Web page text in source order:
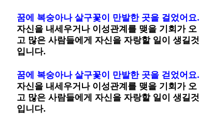
꿈에 복숭아나 살구꽃이 만발한 곳을 걸었어요.
자신을 내세우거나 이성관계를 맺을 기회가 오
고 많은 사람들에게 자신을 자랑할 일이 생길것
입니다.
꿈에 복숭아나 살구꽃이 만발한 곳을 걷었어요.
자신을 내세우거나 이성관계를 맺을 기회가 오
고 많은 사람들에게 자신을 자랑할 일이 생길것
입니다.